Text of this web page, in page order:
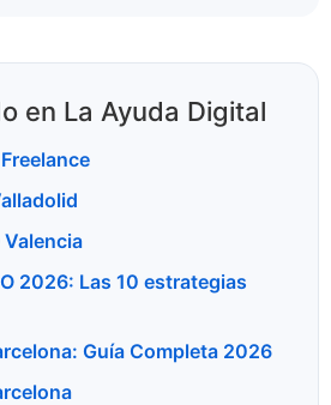
en La Ayuda Digital
2026: Las 10 estrategias
Guía Completa 2026